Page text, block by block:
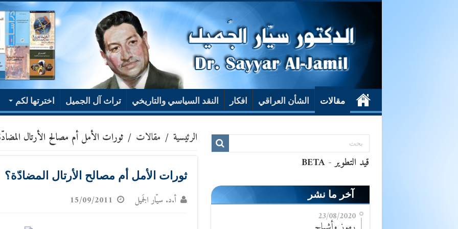
مقالات الشأن العراقي افكار النقد السياسي والتاريخي تراث آل الجميل اخترتها لكم
الرئيسية / مقالات / ثورات الأمل أم مصالح الأرتال
ثورات الأمل أم مصالح الأرتال المضادّة؟
أ.د. سيّار الجَميل 15/09/2011 آخر ما نشر
23/08/2020